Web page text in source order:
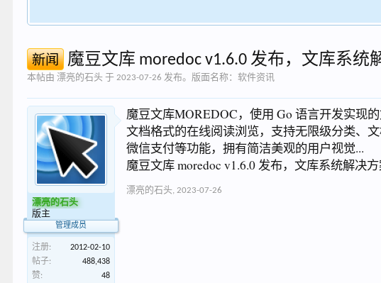
新闻 魔豆文库 moredoc v1.6.0 发布，文库系
本帖由漂亮的石头 于2023-07-26 发布。版面名称：软件资讯
漂亮的石头
版主
管理成员
注册:
2012-02-10
帖子:
488,438
赞:
48
魔豆文库MOREDOC，使用 Go 语言开发实现
文档格式的在线阅读浏览，支持无限级分类、
微信支付等功能，拥有简洁美观的用户视觉...
魔豆文库 moredoc v1.6.0 发布，文库系统解决
漂亮的石头, 2023-07-26